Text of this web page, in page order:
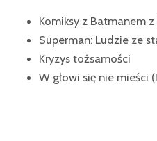
Komiksy z Batmanem
Superman: Ludzie ze
Kryzys tożsamości
W głowi się nie mieści